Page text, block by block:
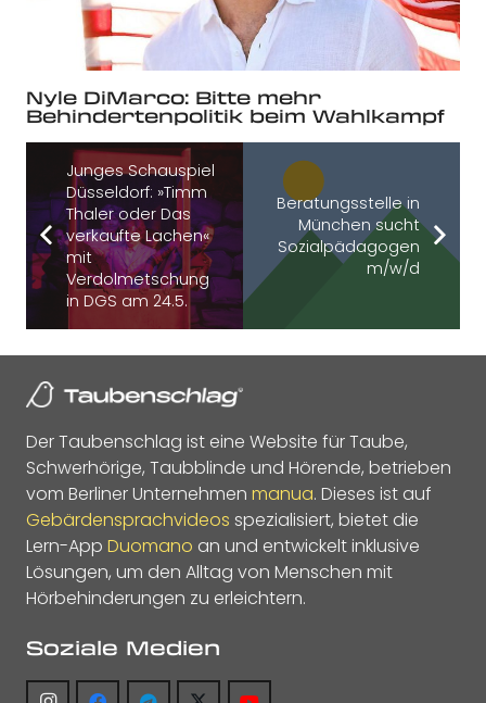
Nyle DiMarco: Bitte mehr
Behindertenpolitik beim Wahlkampf
Junges Schauspiel
Düsseldorf: »Timm
Thaler oder Das
verkaufte Lachen«
mit
Verdolmetschung
in DGS am 24.5.
Beratungsstelle in
München sucht
Sozialpädagogen
m/w/d
Der Taubenschlag ist eine Website für Taube,
Schwerhörige, Taubblinde und Hörende, betrieben
vom Berliner Unternehmen manua. Dieses ist auf
Gebärdensprachvideos spezialisiert, bietet die
Lern-App Duomano an und entwickelt inklusive
Lösungen, um den Alltag von Menschen mit
Hörbehinderungen zu erleichtern.
Soziale Medien